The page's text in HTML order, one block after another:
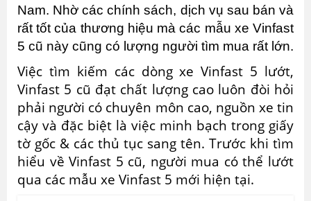
Nam. Nhờ các chính sách, dịch vụ sau bán và
rất tốt của thương hiệu mà các mẫu xe Vinfast
5 cũ này cũng có lượng người tìm mua rất lớn.
Việc tìm kiếm các dòng xe Vinfast 5 lướt,
Vinfast 5 cũ đạt chất lượng cao luôn đòi hỏi
phải người có chuyên môn cao, nguồn xe tin
cậy và đặc biệt là việc minh bạch trong giấy
tờ gốc & các thủ tục sang tên. Trước khi tìm
hiểu về Vinfast 5 cũ, người mua có thể lướt
qua các mẫu xe Vinfast 5 mới hiện tại.